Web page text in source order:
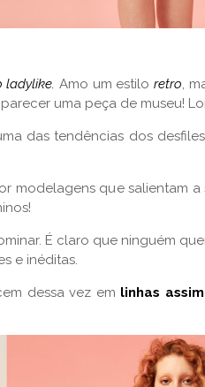
Amo um estilo retro,
uma peça de museu!
das tendências dos
que salientam
É claro que ninguém
e inéditas.
dessa vez em linhas